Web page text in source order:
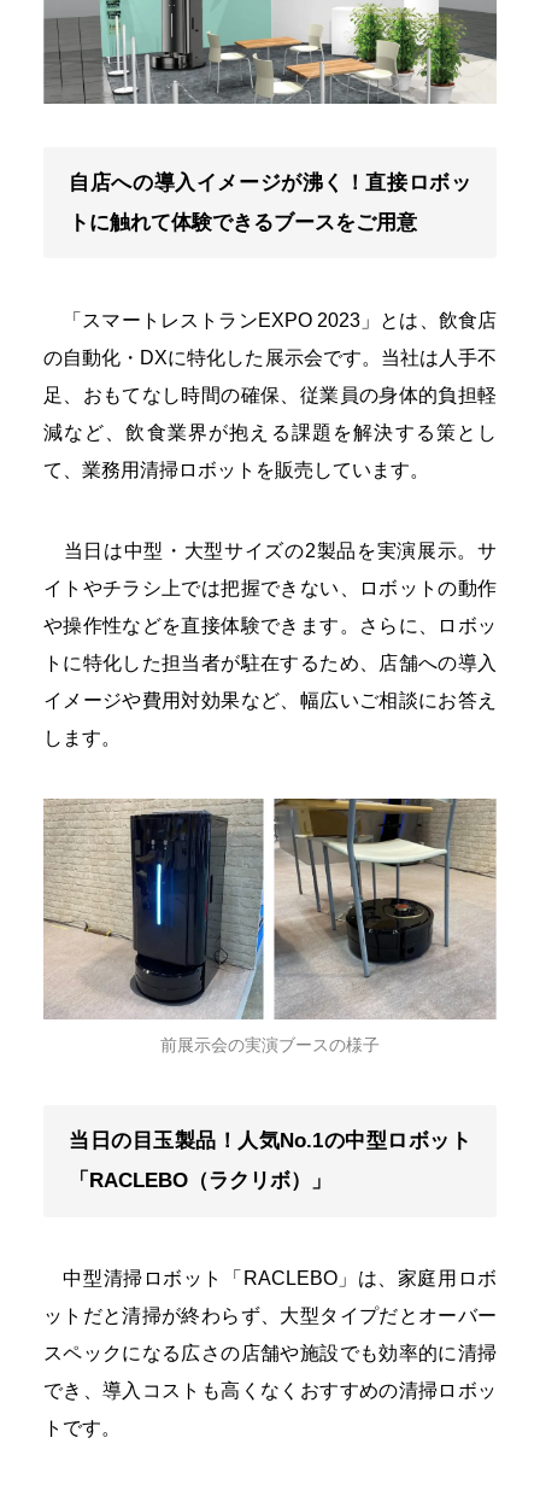
自店への導入イメージが沸く！直接ロボッ
トに触れて体験できるブースをご用意
「スマートレストランEXPO 2023」とは、飲食店
の自動化・DXに特化した展示会です。当社は人手不
足、おもてなし時間の確保、従業員の身体的負担軽
減など、飲食業界が抱える課題を解決する策とし
て、業務用清掃ロボットを販売しています。
当日は中型・大型サイズの2製品を実演展示。サ
イトやチラシ上では把握できない、ロボットの動作
や操作性などを直接体験できます。さらに、ロボッ
トに特化した担当者が駐在するため、店舗への導入
イメージや費用対効果など、幅広いご相談にお答え
します。
前展示会の実演ブースの様子
当日の目玉製品！人気No.1の中型ロボット
「RACLEBO（ラクリボ）」
中型清掃ロボット「RACLEBO」は、家庭用ロボ
ットだと清掃が終わらず、大型タイプだとオーバー
スペックになる広さの店舗や施設でも効率的に清掃
でき、導入コストも高くなくおすすめの清掃ロボッ
トです。